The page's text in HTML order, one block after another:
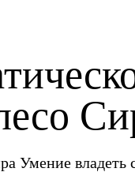
Умение владеть